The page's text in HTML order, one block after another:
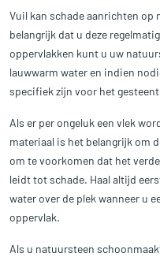
Vuil kan schade aanrichten
belangrijk dat u deze
oppervlakken kunt u uw
lauwwarm water en indien
specifiek zijn voor het
Als er per ongeluk een vlek
materiaal is het belangrijk om
om te voorkomen dat het
leidt tot schade. Haal altijd
water over de plek wanneer u
oppervlak.
Als u natuursteen